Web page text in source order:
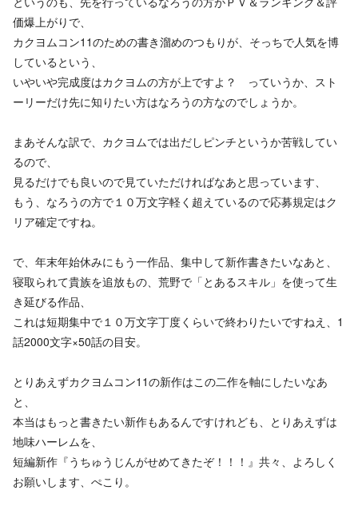
価爆上がりで、
カクヨムコン11のための書き溜めのつもりが、そっちで人気を博
しているという、
いやいや完成度はカクヨムの方が上ですよ？ っていうか、スト
ーリーだけ先に知りたい方はなろうの方なのでしょうか。
まあそんな訳で、カクヨムでは出だしピンチというか苦戦してい
るので、
見るだけでも良いので見ていただければなあと思っています、
もう、なろうの方で１０万文字軽く超えているので応募規定はク
リア確定ですね。
で、年末年始休みにもう一作品、集中して新作書きたいなあと、
寝取られて貴族を追放もの、荒野で「とあるスキル」を使って生
き延びる作品、
これは短期集中で１０万文字丁度くらいで終わりたいですねえ、1
話2000文字×50話の目安。
とりあえずカクヨムコン11の新作はこの二作を軸にしたいなあ
と、
本当はもっと書きたい新作もあるんですけれども、とりあえずは
地味ハーレムを、
短編新作『うちゅうじんがせめてきたぞ！！！』共々、よろしく
お願いします、ぺこり。